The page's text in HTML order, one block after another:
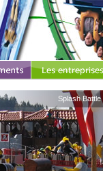
Splash